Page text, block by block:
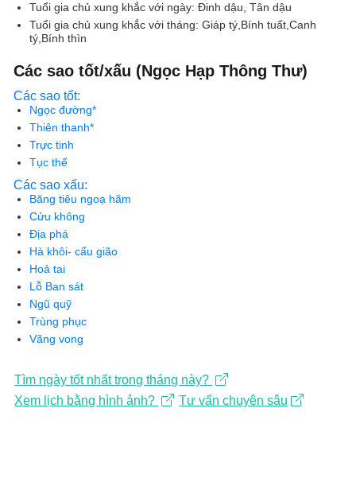
Tuổi gia chủ xung khắc với ngày: Đinh dậu, Tân dậu
Tuổi gia chủ xung khắc với tháng: Giáp tý,Bính tuất,Canh
tý,Bính thìn
Các sao tốt/xấu (Ngọc Hạp Thông Thư)
Các sao tốt:
Ngọc đường*
Thiên thanh*
Trực tinh
Tục thế
Các sao xấu:
Băng tiêu ngoạ hãm
Cửu không
Địa phá
Hà khôi- cẩu gião
Hoả tai
Lỗ Ban sát
Ngũ quỹ
Trùng phục
Vãng vong
Tìm ngày tốt nhất trong tháng này?
Xem lịch bằng hình ảnh?
Tư vấn chuyên sâu